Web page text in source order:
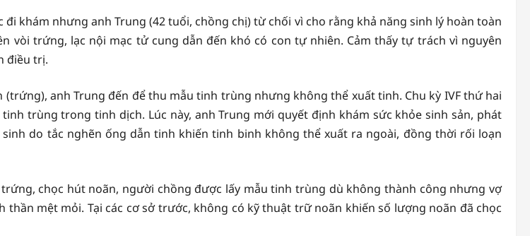
khám nhưng anh Trung (42 tuổi, chồng chị) từ chối vì cho rằng khả năng sinh lý hoàn toàn
vòi trứng, lạc nội mạc tử cung dẫn đến khó có con tự nhiên. Cảm thấy tự trách vì nguyên
điều trị.
anh Trung đến để thu mẫu tinh trùng nhưng không thể xuất tinh. Chu kỳ IVF thứ hai
trùng trong tinh dịch. Lúc này, anh Trung mới quyết định khám sức khỏe sinh sản, phát
do tắc nghẽn ống dẫn tinh khiến tinh binh không thể xuất ra ngoài, đồng thời rối loạn
chọc hút noãn, người chồng được lấy mẫu tinh trùng dù không thành công nhưng vợ
mệt mỏi. Tại các cơ sở trước, không có kỹ thuật trữ noãn khiến số lượng noãn đã chọc